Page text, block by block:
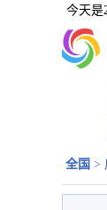
今天是
全国 >